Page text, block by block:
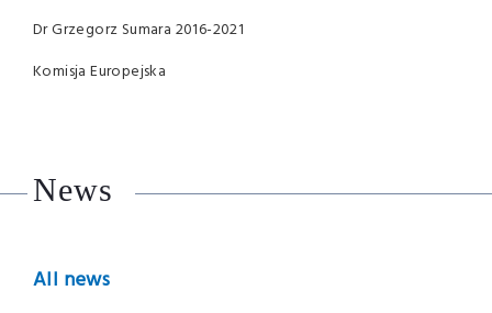
Dr Grzegorz Sumara 2016-2021
Komisja Europejska
News
All news